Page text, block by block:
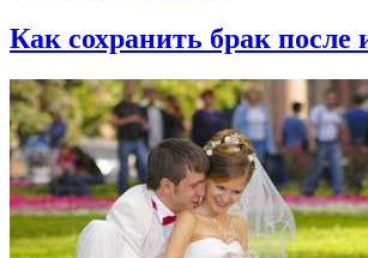
Как сохранить брак после